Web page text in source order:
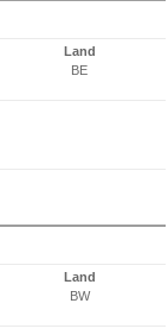
Land
BE
Land
BW